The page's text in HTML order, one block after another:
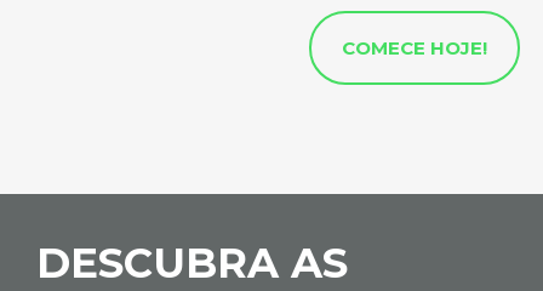
COMECE HOJE!
DESCUBRA AS